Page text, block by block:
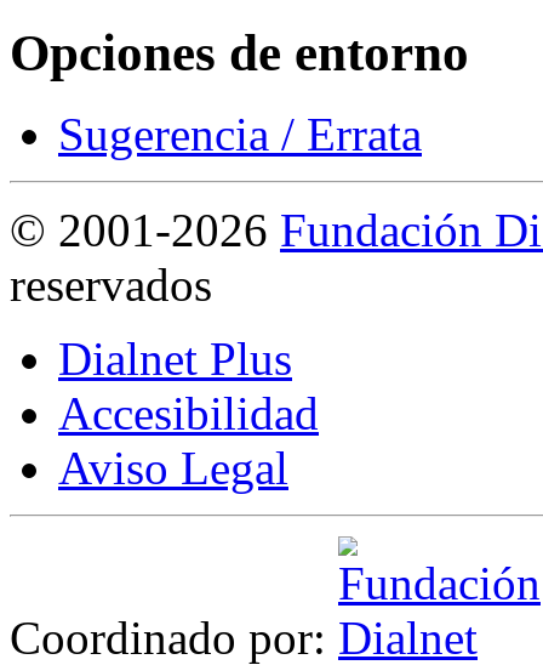
Opciones de entorno
Sugerencia / Errata
© 2001-2026 Fundación
reservados
Dialnet Plus
Accesibilidad
Aviso Legal
Coordinado por: